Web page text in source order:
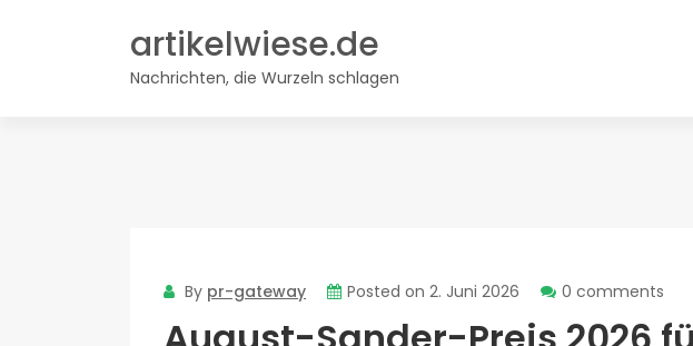
artikelwiese.de
Nachrichten, die Wurzeln schlagen
By pr-gateway Posted on 2. Juni 2026 0 comments